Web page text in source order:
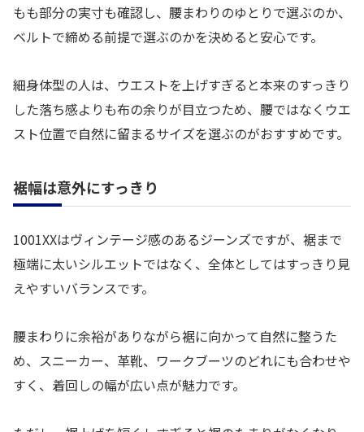
もも部分の実寸も確認し、腰まわりのゆとりで選ぶのか、
ベルトで締める前提で選ぶのかを決めると安心です。
細身体型の人は、ウエストを上げすぎると本来のすっきり
した落ち感よりも布の余りが目立つため、腰ではなくウエ
スト位置で自然に留まるサイズを選ぶのがおすすめです。
裾幅は意外にすっきり
1001XXはヴィンテージ感のあるジーンズですが、裾まで
極端に太いシルエットではなく、全体としてはすっきり見
えやすいバランスです。
腰まわりに余裕がありながら裾に向かって自然に整うた
め、スニーカー、革靴、ワークブーツのどれにも合わせや
すく、着回しの幅が広い点が魅力です。